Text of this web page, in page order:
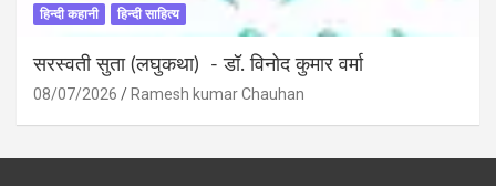
हिन्दी कहानी हिन्दी साहित्य
सरस्वती सुता (लघुकथा) ​- डॉ. विनोद कुमार वर्मा
08/07/2026 Ramesh kumar Chauhan